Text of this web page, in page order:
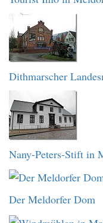
Dithmarscher
Nany-Peters-Stift in
Der Meldorfer Dom